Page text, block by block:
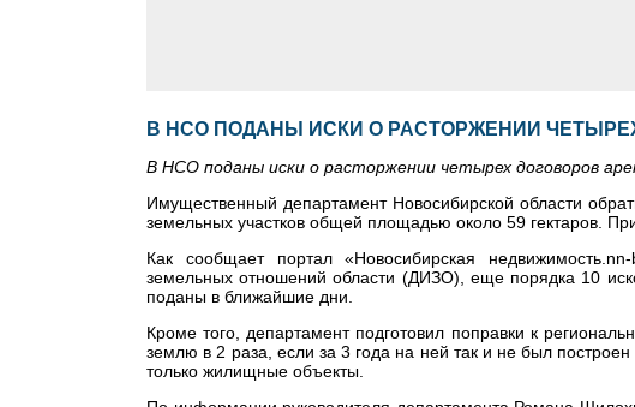
В НСО ПОДАНЫ ИСКИ О РАСТОРЖЕНИИ
В НСО поданы иски о расторжении четырех договоров
Имущественный департамент Новосибирской области
земельных участков общей площадью около 59 гектаров.
Как сообщает портал «Новосибирская
земельных отношений области (ДИЗО), еще порядка 10
поданы в ближайшие дни.
Кроме того, департамент подготовил поправки к
землю в 2 раза, если за 3 года на ней так и не был
только жилищные объекты.